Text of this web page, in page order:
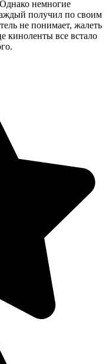
немногие
получил по своим
не понимает, жалеть
киноленты все встало